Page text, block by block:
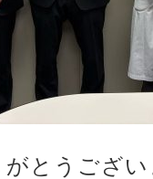
とうござ